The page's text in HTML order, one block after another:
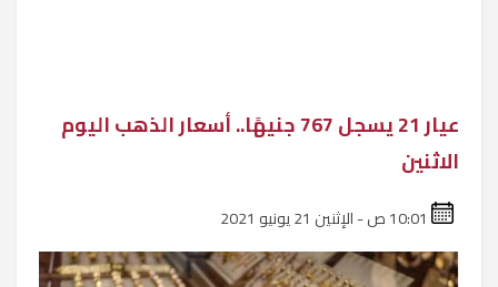
عيار 21 يسجل 767 جنيهًا.. أسعار الذهب اليوم
الاثنين